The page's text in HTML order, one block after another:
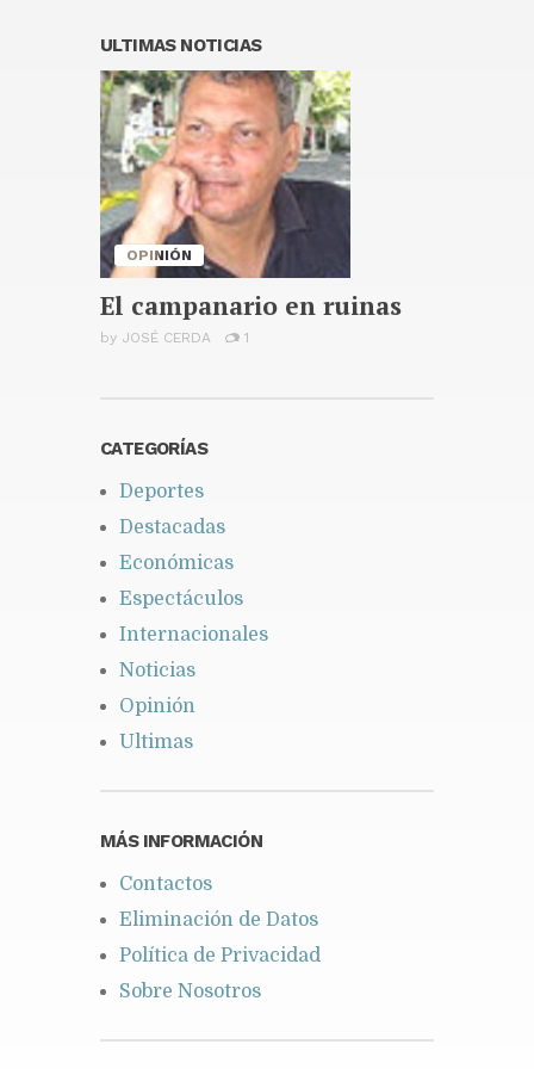
Publicado hace 2 días
Celso Marranzini: Cuando hay
apagón de noche es avería
porque nosotros no damos
apagones de noche
Publicado hace 2 días
ULTIMAS NOTICIAS
OPINIÓN
El campanario en ruinas
by JOSÉ CERDA 1
CATEGORÍAS
Deportes
Destacadas
Económicas
Espectáculos
Internacionales
Noticias
Opinión
Ultimas
MÁS INFORMACIÓN
Contactos
Eliminación de Datos
Política de Privacidad
Sobre Nosotros